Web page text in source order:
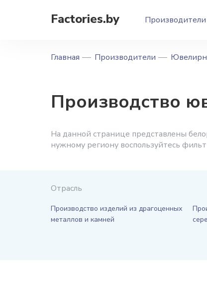
Factories.by Производители
Главная Производители
Производство
На данной странице представлены
нужному региону воспользуйтесь
Отрасль
Производство изделий из драгоценных
металлов и камней